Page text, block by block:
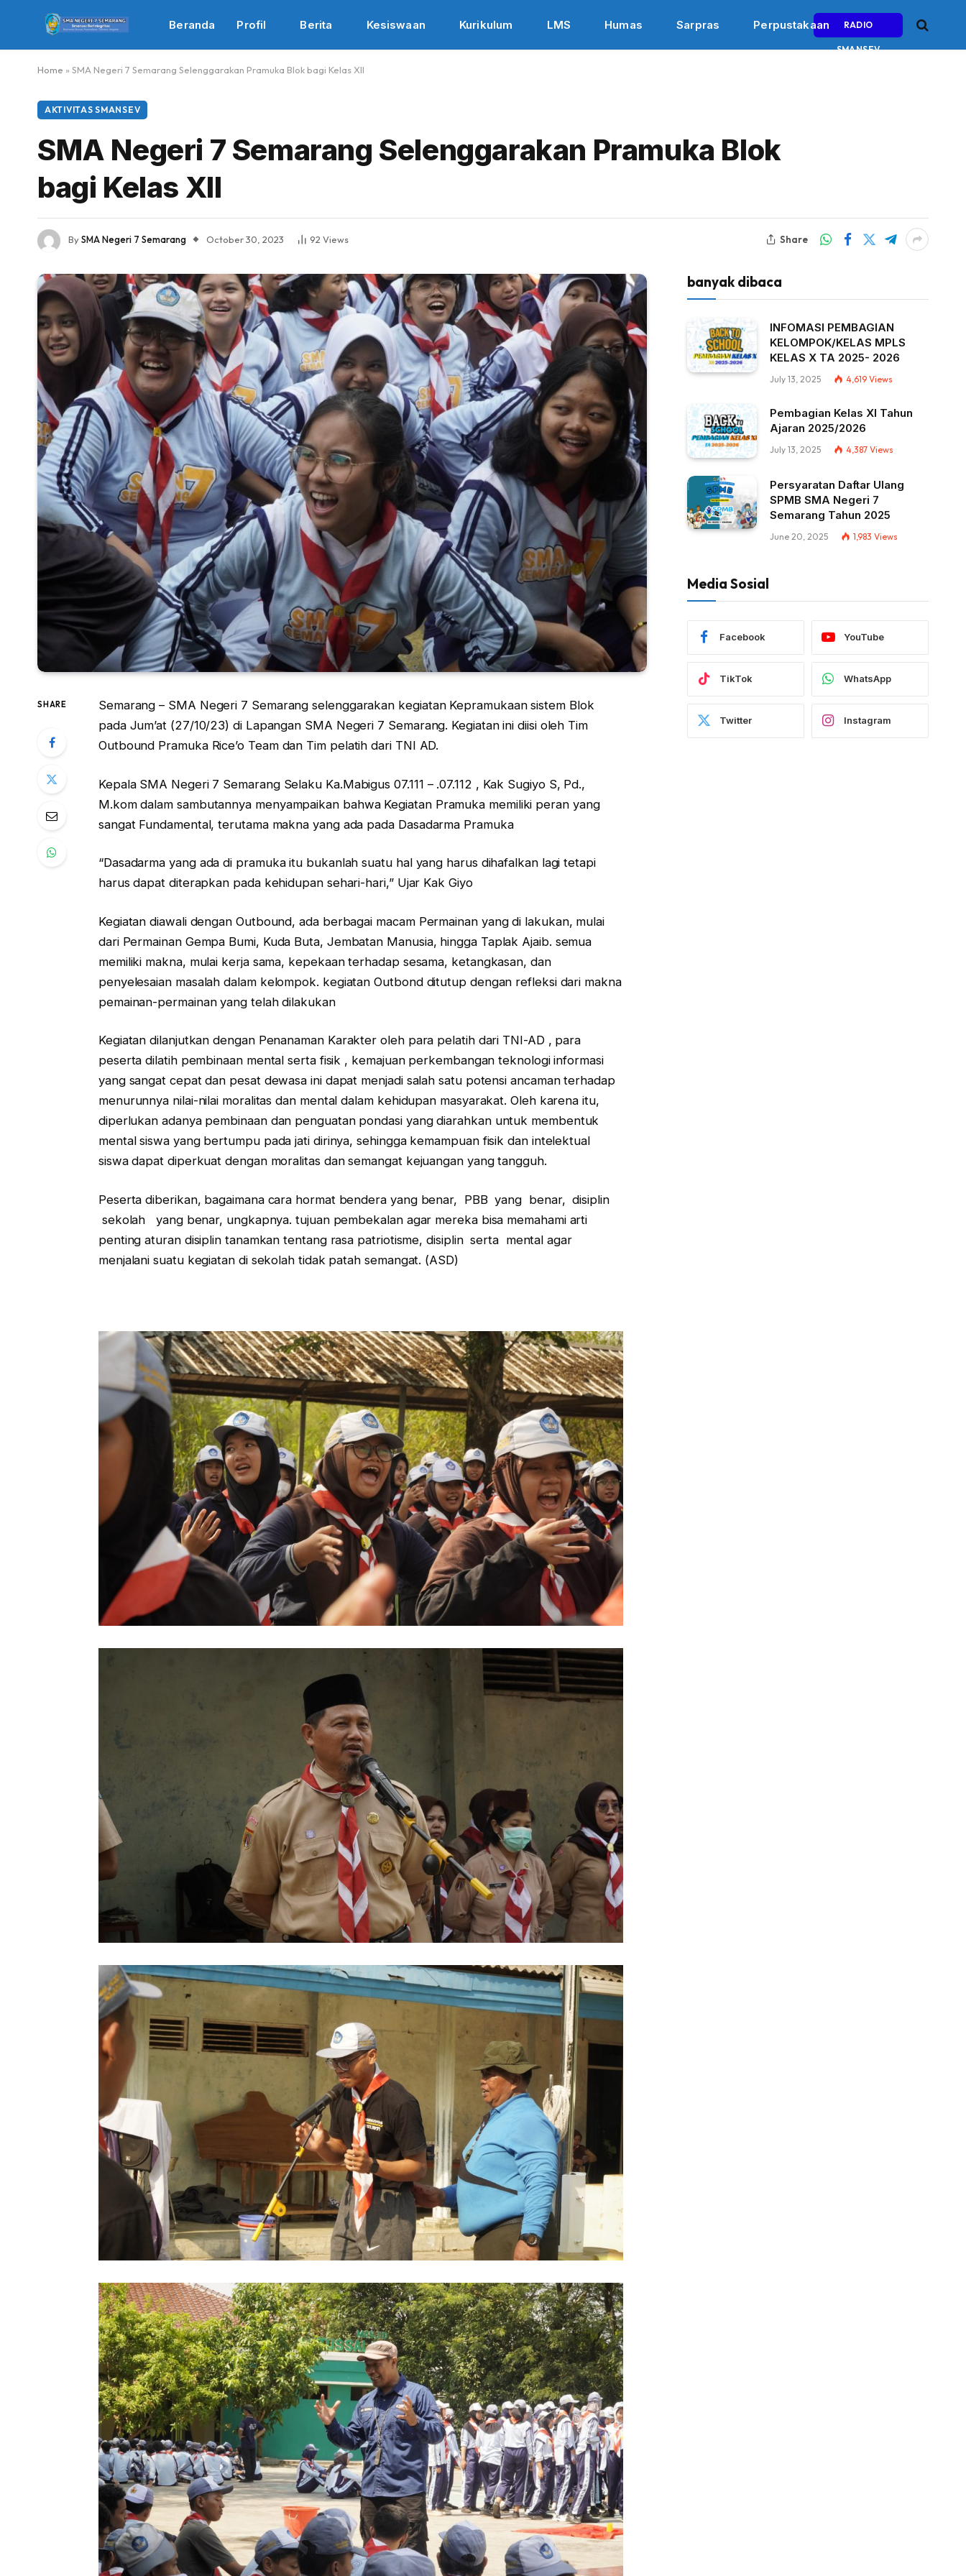
Beranda Profil Berita Kesiswaan Kurikulum LMS Humas Sarpras Perpustakaan RADIO
SMANSEV
Home » SMA Negeri 7 Semarang Selenggarakan Pramuka Blok bagi Kelas XII
AKTIVITAS SMANSEV
SMA Negeri 7 Semarang Selenggarakan Pramuka Blok
bagi Kelas XII
BySMA Negeri 7 Semarang October 30, 2023 92 Views Share
SHARE
Semarang – SMA Negeri 7 Semarang selenggarakan kegiatan Kepramukaan sistem Blok
pada Jum’at (27/10/23) di Lapangan SMA Negeri 7 Semarang. Kegiatan ini diisi oleh Tim
Outbound Pramuka Rice’o Team dan Tim pelatih dari TNI AD.
Kepala SMA Negeri 7 Semarang Selaku Ka.Mabigus 07.111 – .07.112 , Kak Sugiyo S, Pd.,
M.kom dalam sambutannya menyampaikan bahwa Kegiatan Pramuka memiliki peran yang
sangat Fundamental, terutama makna yang ada pada Dasadarma Pramuka
“Dasadarma yang ada di pramuka itu bukanlah suatu hal yang harus dihafalkan lagi tetapi
harus dapat diterapkan pada kehidupan sehari-hari,” Ujar Kak Giyo
Kegiatan diawali dengan Outbound, ada berbagai macam Permainan yang di lakukan, mulai
dari Permainan Gempa Bumi, Kuda Buta, Jembatan Manusia, hingga Taplak Ajaib. semua
memiliki makna, mulai kerja sama, kepekaan terhadap sesama, ketangkasan, dan
penyelesaian masalah dalam kelompok. kegiatan Outbond ditutup dengan refleksi dari makna
pemainan-permainan yang telah dilakukan
Kegiatan dilanjutkan dengan Penanaman Karakter oleh para pelatih dari TNI-AD , para
peserta dilatih pembinaan mental serta fisik , kemajuan perkembangan teknologi informasi
yang sangat cepat dan pesat dewasa ini dapat menjadi salah satu potensi ancaman terhadap
menurunnya nilai-nilai moralitas dan mental dalam kehidupan masyarakat. Oleh karena itu,
diperlukan adanya pembinaan dan penguatan pondasi yang diarahkan untuk membentuk
mental siswa yang bertumpu pada jati dirinya, sehingga kemampuan fisik dan intelektual
siswa dapat diperkuat dengan moralitas dan semangat kejuangan yang tangguh.
Peserta diberikan, bagai­mana cara hormat bendera yang benar, PBB yang benar, disiplin
sekolah yang benar, ungkap­nya. tu­juan pembekalan agar mere­ka bisa memahami arti
penting aturan disiplin tanamkan tentang rasa patriotisme, disiplin serta mental agar
menjalani suatu ke­giatan di sekolah tidak patah se­mangat. (ASD)
banyak dibaca
INFOMASI PEMBAGIAN
KELOMPOK/KELAS MPLS
KELAS X TA 2025- 2026
July 13, 2025 4,619 Views
Pembagian Kelas XI Tahun
Ajaran 2025/2026
July 13, 2025 4,387 Views
Persyaratan Daftar Ulang
SPMB SMA Negeri 7
Semarang Tahun 2025
June 20, 2025 1,983 Views
Media Sosial
Facebook YouTube
TikTok WhatsApp
Twitter Instagram